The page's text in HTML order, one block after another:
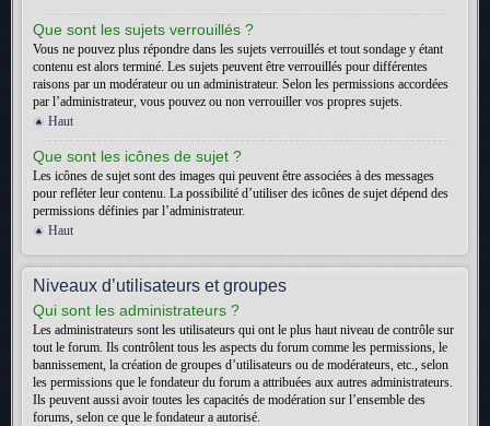
Que sont les sujets verrouillés ?
Vous ne pouvez plus répondre dans les sujets verrouillés et tout sondage y étant
contenu est alors terminé. Les sujets peuvent être verrouillés pour différentes
raisons par un modérateur ou un administrateur. Selon les permissions accordées
par l’administrateur, vous pouvez ou non verrouiller vos propres sujets.
Haut
Que sont les icônes de sujet ?
Les icônes de sujet sont des images qui peuvent être associées à des messages
pour refléter leur contenu. La possibilité d’utiliser des icônes de sujet dépend des
permissions définies par l’administrateur.
Haut
Niveaux d’utilisateurs et groupes
Qui sont les administrateurs ?
Les administrateurs sont les utilisateurs qui ont le plus haut niveau de contrôle sur
tout le forum. Ils contrôlent tous les aspects du forum comme les permissions, le
bannissement, la création de groupes d’utilisateurs ou de modérateurs, etc., selon
les permissions que le fondateur du forum a attribuées aux autres administrateurs.
Ils peuvent aussi avoir toutes les capacités de modération sur l’ensemble des
forums, selon ce que le fondateur a autorisé.